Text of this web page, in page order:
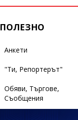
ПОЛЕЗНО
Анкети
"Ти, Репортерът"
Обяви, Търгове,
Съобщения